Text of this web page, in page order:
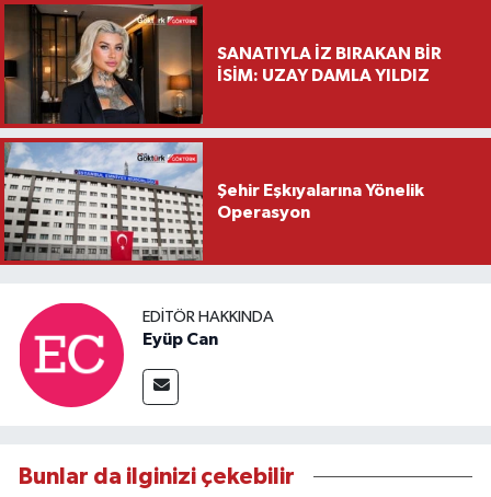
SANATIYLA İZ BIRAKAN BİR
İSİM: UZAY DAMLA YILDIZ
Şehir Eşkıyalarına Yönelik
Operasyon
EDITÖR HAKKINDA
Eyüp Can
Bunlar da ilginizi çekebilir